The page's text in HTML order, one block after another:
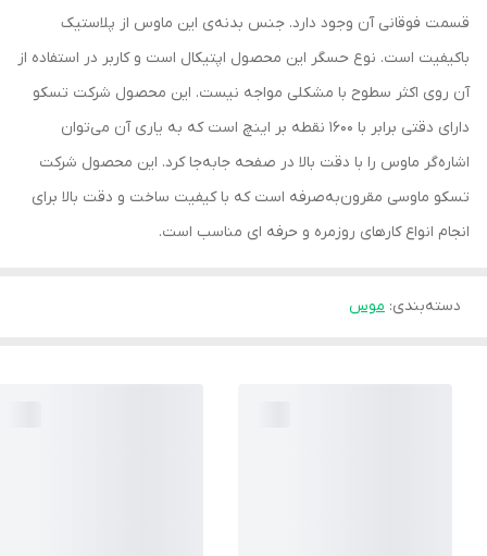
قسمت فوقانی آن وجود دارد. جنس بدنه‌ی این ماوس از پلاستیک
باکیفیت است. نوع حسگر این محصول اپتیکال است و کاربر در استفاده از
آن روی اکثر سطوح با مشکلی مواجه نیست. این محصول شرکت تسکو
دارای دقتی برابر با 1600 نقطه بر اینچ است که به یاری آن می‌توان
اشاره‌گر ماوس را با دقت بالا در صفحه جابه‌جا کرد. این محصول شرکت
تسکو ماوسی مقرون‌به‌صرفه است که با کیفیت ساخت و دقت بالا برای
انجام انواع کارهای روزمره و حرفه ای مناسب است.
دسته‌بندی: موس